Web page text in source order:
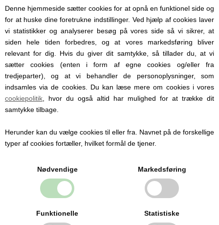
Denne hjemmeside sætter cookies for at opnå en funktionel side og
for at huske dine foretrukne indstillinger. Ved hjælp af cookies laver
vi statistikker og analyserer besøg på vores side så vi sikrer, at
siden hele tiden forbedres, og at vores markedsføring bliver
relevant for dig. Hvis du giver dit samtykke, så tillader du, at vi
sætter cookies (enten i form af egne cookies og/eller fra
tredjeparter), og at vi behandler de personoplysninger, som
indsamles via de cookies. Du kan læse mere om cookies i vores
cookiepolitik , hvor du også altid har mulighed for at trække dit
samtykke tilbage.
Herunder kan du vælge cookies til eller fra. Navnet på de forskellige
typer af cookies fortæller, hvilket formål de tjener.
Nødvendige Markedsføring
Funktionelle Statistiske
fitness for a particular purpose and all other warranties,
expressed or implied, are excluded and do not apply to sales
of Blade-Tech product for a particular use. Liability for
incidental or consequential damages resulting from the use
of Blade-Tech products is expressly disclaimed and
excluded.
Produktet er endnu ikke anmeldt.
MÅSKE ER DU OGSÅ
INTERESSERET I FØLGENDE
PRODUKTER